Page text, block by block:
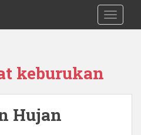
keburukan
Hujan